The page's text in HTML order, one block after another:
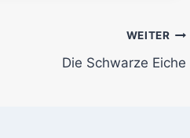
WEITER
Die Schwarze Eiche